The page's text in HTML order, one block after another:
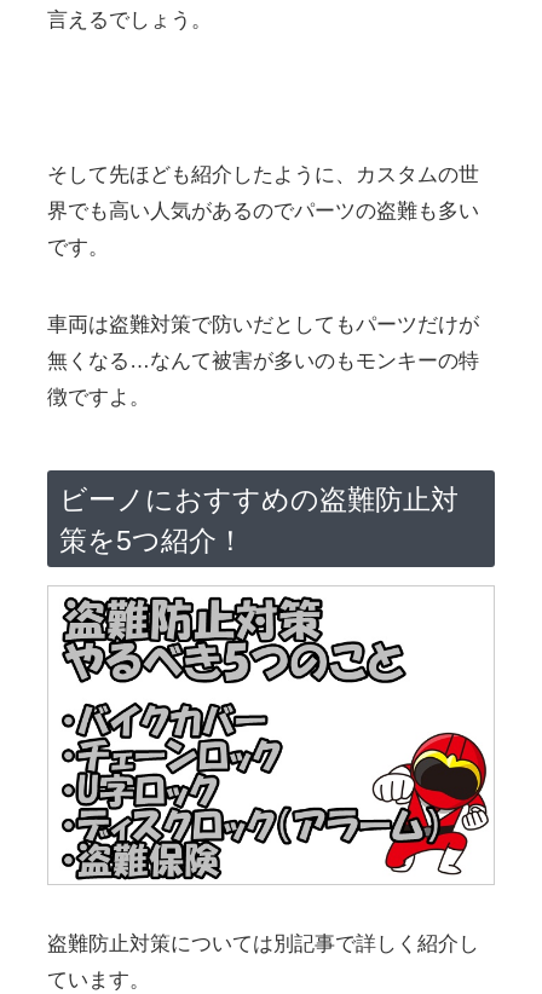
言えるでしょう。
そして先ほども紹介したように、カスタムの世
界でも高い人気があるのでパーツの盗難も多い
です。
車両は盗難対策で防いだとしてもパーツだけが
無くなる…なんて被害が多いのもモンキーの特
徴ですよ。
ビーノにおすすめの盗難防止対
策を5つ紹介！
盗難防止対策については別記事で詳しく紹介し
ています。